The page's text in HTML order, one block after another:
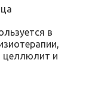
в
целлюлит и